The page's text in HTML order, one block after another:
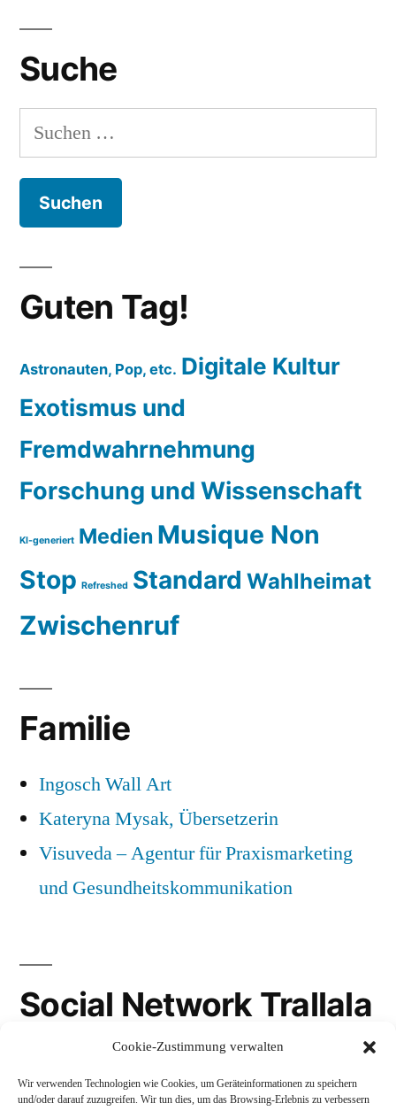
Cookie-Zustimmung verwalten
Wir verwenden Technologien wie Cookies, um Geräteinformationen zu speichern
und/oder darauf zuzugreifen. Wir tun dies, um das Browsing-Erlebnis zu verbessern
Suche
Suchen
nach:
Guten Tag!
Astronauten, Pop, etc. Digitale Kultur
Exotismus und
Fremdwahrnehmung
Forschung und Wissenschaft
KI-generiert Medien Musique Non
Stop Refreshed Standard Wahlheimat
Zwischenruf
Familie
Ingosch Wall Art
Kateryna Mysak, Übersetzerin
Visuveda – Agentur für Praxismarketing
und Gesundheitskommunikation
Social Network Trallala
LinkedIn